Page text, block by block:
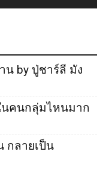
by ปู่ชาร์ลี มัง
นคนกลุ่มไหนมาก
กลายเป็น